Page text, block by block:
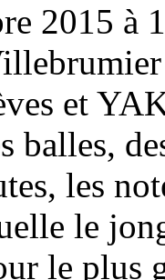
2015
et
balles,
les
le
le plus